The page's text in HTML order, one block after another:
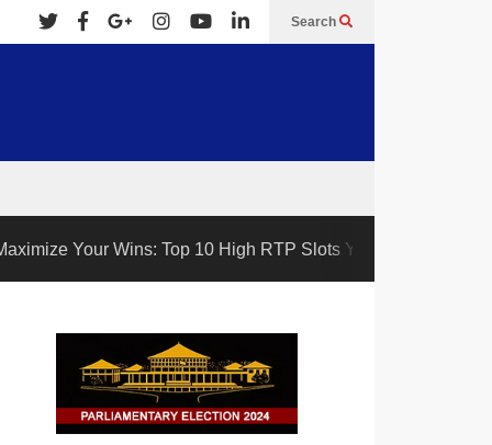
Search
Your Wins: Top 10 High RTP Slots You Must Play This Year